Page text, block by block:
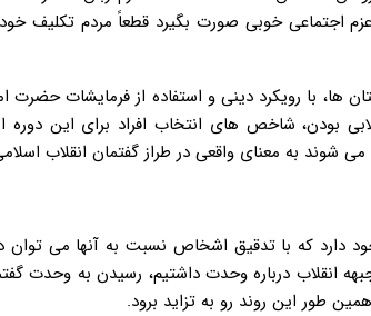
اجتماعی خوبی صورت بگیرد قطعاً مردم تکلیف
ها، با رویکرد دینی و استفاده از فرمایشات حضرت
بودن، شاخص های انتخاب افراد برای این دوره
شوند به معنای واقعی در طراز گفتمان انقلاب
مولفه حدود ۴۰ زیر مولفه و شاخص وجود دارد که با تدقیق اشخاص نسبت به
جبهه انقلاب درباره وحدت داشتیم، رسیدن به
طور این روند رو به تزاید برود.